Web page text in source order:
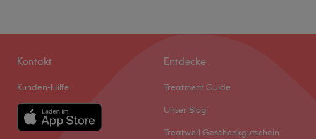
Kontakt
Kunden-Hilfe
Entdecke
Treatment Guide
Unser Blog
Treatwell Geschenkgutschein